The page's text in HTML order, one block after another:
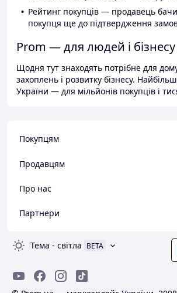
Рейтинг покупців — продавець
покупця ще до підтвердження
Prom — для людей і бізнесу
Щодня тут знаходять потрібне для
захоплень і розвитку бізнесу.
України — для мільйонів покупців і
Покупцям
Продавцям
Про нас
Партнери
Тема - світла BETA